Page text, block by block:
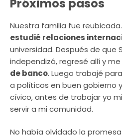
Próximos pasos
Nuestra familia fue
estudié relaciones
universidad. Después de que
independizó, regresé allí y
de banco. Luego trabajé
a políticos en buen gobierno
cívico, antes de trabajar yo
servir a mi comunidad.
No había olvidado la